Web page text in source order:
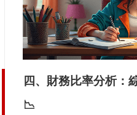
四、財務比率分析：
📉